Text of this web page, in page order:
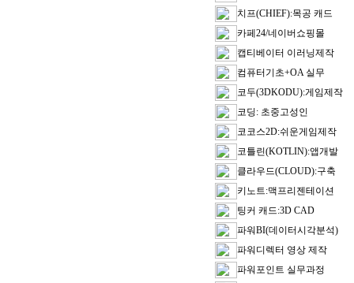
치프(CHIEF):목공 캐드
카페24/네이버쇼핑몰
캡티베이터 이러닝제작
컴퓨터기초+OA 실무
코두(3DKODU):게임제작
코딩: 초중고성인
코코스2D:쉬운게임제작
코틀린(KOTLIN):앱개발
클라우드(CLOUD):구축
키노트:맥프리젠테이션
팅커 캐드:3D CAD
파워BI(데이터시각분석)
파워디렉터 영상 제작
파워포인트 실무과정